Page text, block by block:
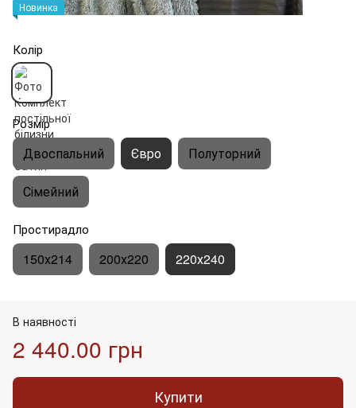
Новинка
Колір
Розмір
Двоспальний Євро Полуторний
Сімейний
Простирадло
150х214 200х220 220х240
В наявності
2 440.00 грн
Купити